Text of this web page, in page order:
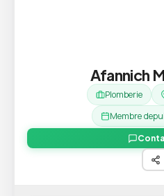
Afannich
Plomberie
Membre